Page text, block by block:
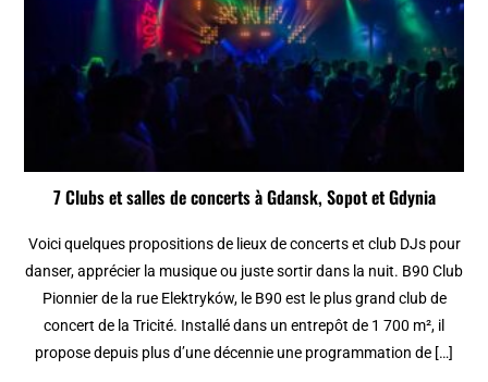
7 Clubs et salles de concerts à Gdansk, Sopot et Gdynia
Voici quelques propositions de lieux de concerts et club DJs pour
danser, apprécier la musique ou juste sortir dans la nuit. B90 Club
Pionnier de la rue Elektryków, le B90 est le plus grand club de
concert de la Tricité. Installé dans un entrepôt de 1 700 m², il
propose depuis plus d’une décennie une programmation de […]